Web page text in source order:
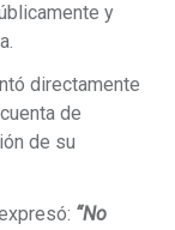
y
directamente
de
de su
“No